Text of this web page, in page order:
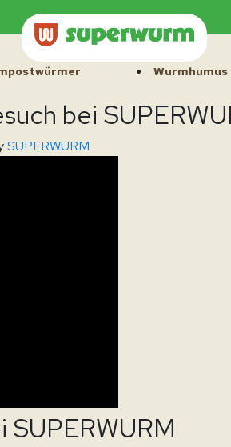
Wurmhumus
bei
SUPERWURM
SUPERWURM